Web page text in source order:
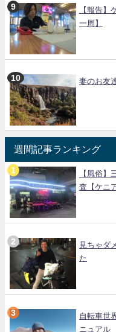
【報告】
一周】
妻のお友
週間記事ランキング
【風俗】
査【ケニ
見ちゃダ
た
自転車世
ニュアル